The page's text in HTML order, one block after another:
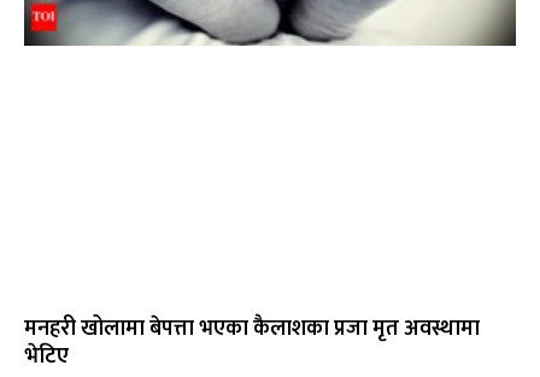
मनहरी खोलामा बेपत्ता भएका कैलाशका प्रजा मृत अवस्थामा
भेटिए